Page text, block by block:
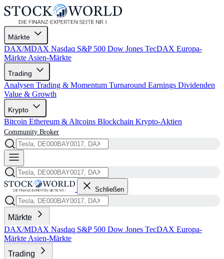
Märkte
DAX/MDAX Nasdaq S&P 500 Dow Jones TecDAX Europa-
Märkte Asien-Märkte
Trading
Analysen Trading & Momentum Turnaround Earnings Dividenden
Value & Growth
Krypto
Bitcoin Ethereum & Altcoins Blockchain Krypto-Aktien
Community Broker
Schließen
Märkte
DAX/MDAX Nasdaq S&P 500 Dow Jones TecDAX Europa-
Märkte Asien-Märkte
Trading